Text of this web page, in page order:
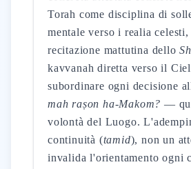
Torah come disciplina di
mentale verso i realia celesti,
recitazione mattutina dello
kavvanah diretta verso il
subordinare ogni decisione
mah raṣon ha-Makom? —
volontà del Luogo.
continuità (tamid), non un
invalida l'orientamento ogni